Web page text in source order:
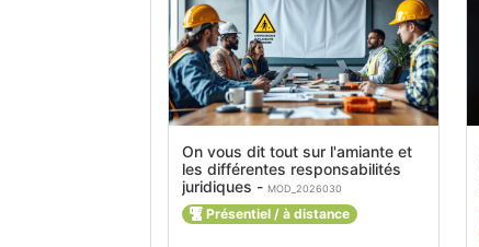
On vous dit tout sur l'amiante et
les différentes responsabilités
juridiques - MOD_2026030
Présentiel / à distance